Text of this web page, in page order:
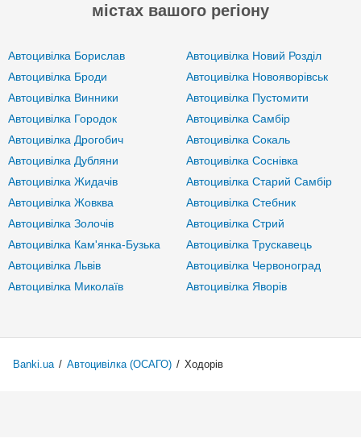
містах вашого регіону
Автоцивілка Борислав
Автоцивілка Броди
Автоцивілка Винники
Автоцивілка Городок
Автоцивілка Дрогобич
Автоцивілка Дубляни
Автоцивілка Жидачів
Автоцивілка Жовква
Автоцивілка Золочів
Автоцивілка Кам'янка-Бузька
Автоцивілка Львів
Автоцивілка Миколаїв
Автоцивілка Новий Розділ
Автоцивілка Новояворівськ
Автоцивілка Пустомити
Автоцивілка Самбір
Автоцивілка Сокаль
Автоцивілка Соснівка
Автоцивілка Старий Самбір
Автоцивілка Стебник
Автоцивілка Стрий
Автоцивілка Трускавець
Автоцивілка Червоноград
Автоцивілка Яворів
Banki.ua / Автоцивілка (ОСАГО) / Ходорів